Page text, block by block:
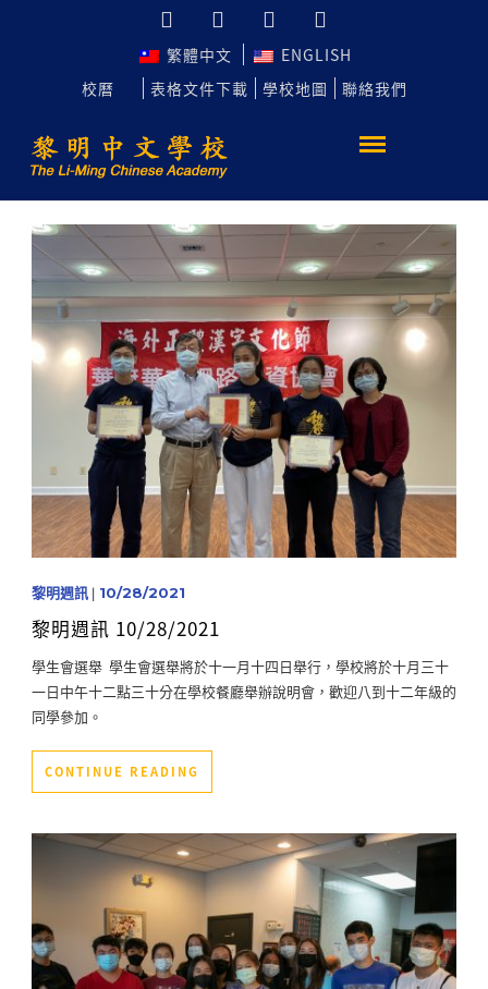
繁體中文
ENGLISH
校曆
表格文件下載 學校地圖 聯絡我們
黎明週訊| 10/28/2021
黎明週訊 10/28/2021
學生會選舉 學生會選舉將於十一月十四日舉行，學校將於十月三十
一日中午十二點三十分在學校餐廳舉辦說明會，歡迎八到十二年級的
同學參加。
CONTINUE READING